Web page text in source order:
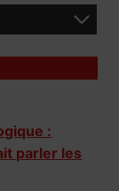
:
parler les